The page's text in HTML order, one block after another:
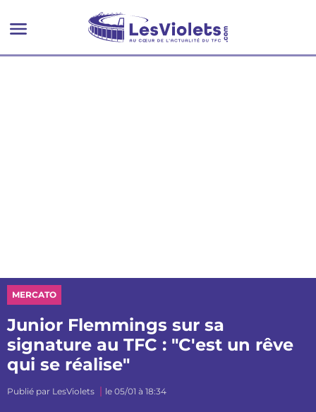
MERCATO
Junior Flemmings sur sa
signature au TFC : "C'est un rêve
qui se réalise"
Publié par LesViolets le 05/01 à 18:34